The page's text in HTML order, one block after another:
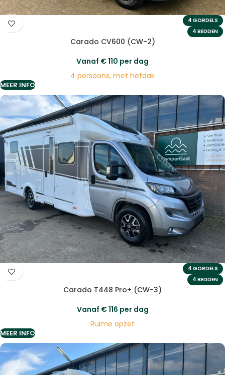
4 GORDELS
4 BEDDEN
Carado CV600 (CW-2)
Vanaf €110 per dag
4 persoons, met hefdak
MEER INFO
4 GORDELS
4 BEDDEN
Carado T448 Pro+ (CW-3)
Vanaf €116 per dag
Ruime opzet
MEER INFO